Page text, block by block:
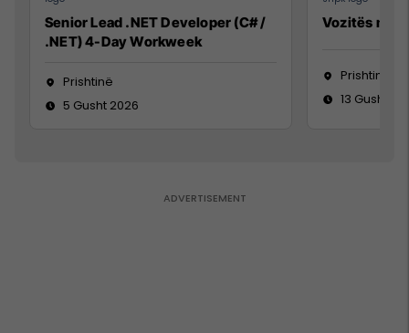
Senior Lead .NET Developer (C# /
.NET) 4-Day Workweek
Prishtinë
5 Gusht 2026
Vozitës me
Prishtinë
13 Gusht